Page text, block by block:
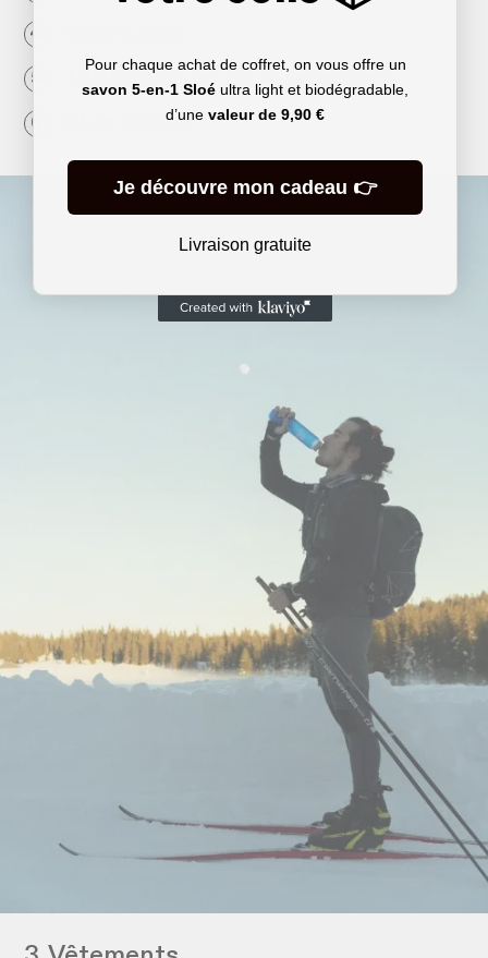
1,5 litres d’eau par jour et par personne
kit de secours
Pour chaque achat de coffret, on vous offre un
savon 5-en-1 Sloé ultra light et biodégradable,
d’une valeur de 9,90 €
Je découvre mon cadeau 👉
Livraison gratuite